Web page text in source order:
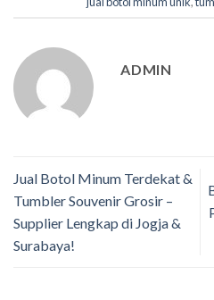
ADMIN
Jual Botol Minum Terdekat &
Tumbler Souvenir Grosir –
Supplier Lengkap di Jogja &
Surabaya!